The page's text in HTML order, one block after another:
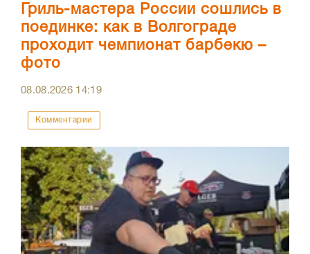
Гриль-мастера России сошлись в
поединке: как в Волгограде
проходит чемпионат барбекю –
фото
08.08.2026 14:19
Комментарии